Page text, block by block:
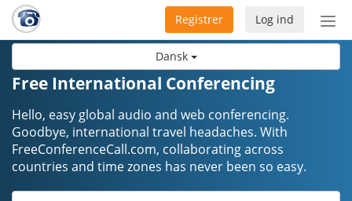
Dansk
Slå
Log ind
Registrer
Free International Conferencing
Hello, easy global audio and web conferencing.
Goodbye, international travel headaches. ​​​​​​​With
FreeConferenceCall.com, collaborating across
countries and time zones has never been so easy.